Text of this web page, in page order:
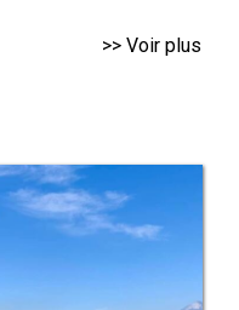
>> Voir plus